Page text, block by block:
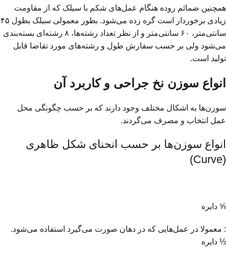
همچنین ضمائم روده هنگام عمل‌های شکم با سیلک که از مقاومت
زیادی برخوردار است گره زده می‌شود. بطور معمولی سیلک بطول ۴۵
سانتی‌متر، ۶۰ سانتی‌متر و از نظر تعداد رشته‌ها، ۸ رشته‌ای بسته‌بندی
می‌شود ولی بر حسب سفارش طول و رشته‌های مورد تقاضا قابل
تولید است.
انواع سوزن نخ‌ جراحی و کاربرد آن
سوزن‌ها به اشکال مختلف وجود دارند که بر حسب چگونگی محل
عمل انتخاب و مصرف می‌گردند.
انواع سوزن‌ها بر حسب انحنای شکل ظاهری
(Curve)
⅝ دایره
: معمولا در عمل‌هایی که در دهان صورت می‌گیرد استفاده می‌شود.
½ دایره